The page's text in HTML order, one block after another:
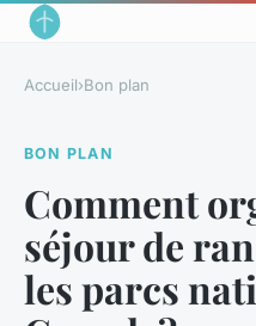
Accueil›Bon plan
BON PLAN
Comment
séjour de
les parcs